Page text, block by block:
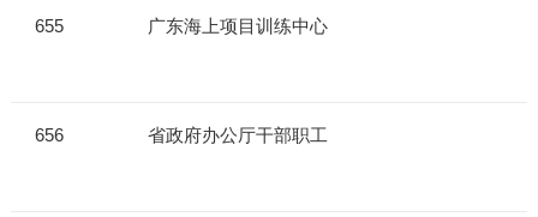
655 广东海上项目训练中心
656 省政府办公厅干部职工